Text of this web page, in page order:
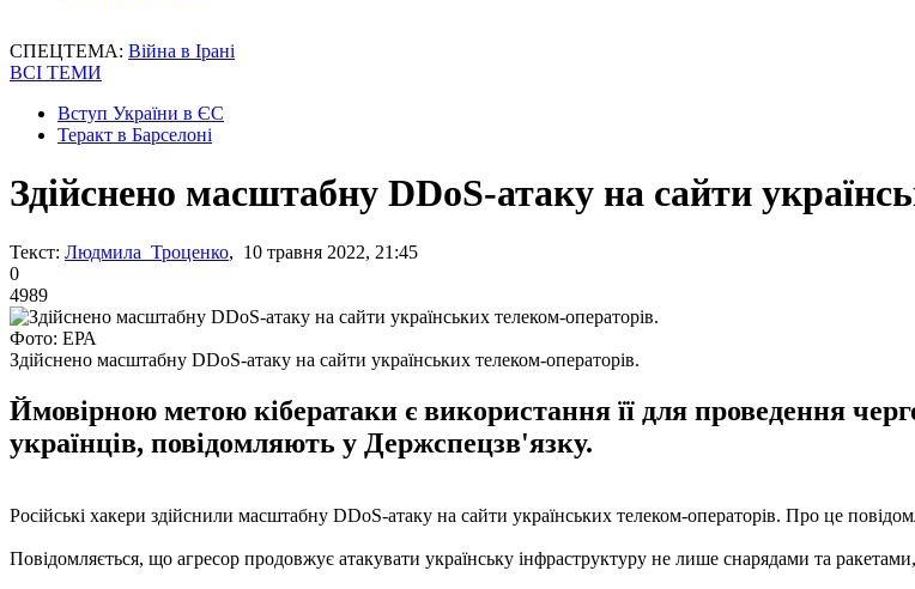
СПЕЦТЕМА: Війна в Ірані
ВСІ ТЕМИ
Вступ України в ЄС
Теракт в Барселоні
Здійснено масштабну DDoS-атаку на сайти
Текст: Людмила Троценко, 10 травня 2022, 21:45
0
4989
Фото: ЕРА
Здійснено масштабну DDoS-атаку на сайти українських телеком-операторів.
Ймовірною метою кібератаки є використання її для проведення
українців, повідомляють у Держспецзв'язку.
Російські хакери здійснили масштабну DDoS-атаку на сайти українських телеком-операторів. Про це
Повідомляється, що агресор продовжує атакувати українську інфраструктуру не лише снарядами та